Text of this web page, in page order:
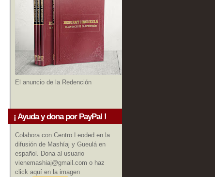
El anuncio de la Redención
¡ Ayuda y dona por PayPal !
Colabora con Centro Leoded en la
difusión de Mashíaj y Gueulá en
español. Dona al usuario
vienemashiaj@gmail.com o haz
click aquí en la imagen